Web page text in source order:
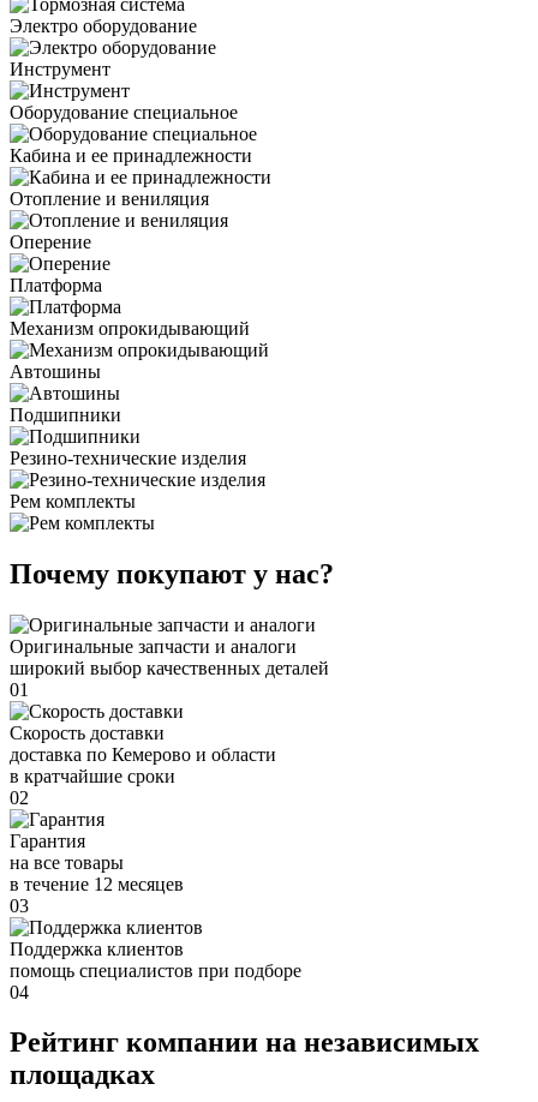
Электро оборудование
Инструмент
Оборудование специальное
Кабина и ее принадлежности
Отопление и вениляция
Оперение
Платформа
Механизм опрокидывающий
Автошины
Подшипники
Резино-технические изделия
Рем комплекты
Почему покупают у нас?
Оригинальные запчасти и аналоги
широкий выбор качественных деталей
01
Скорость доставки
доставка по Кемерово и области
в кратчайшие сроки
02
Гарантия
на все товары
в течение 12 месяцев
03
Поддержка клиентов
помощь специалистов при подборе
04
Рейтинг компании на независимых
площадках